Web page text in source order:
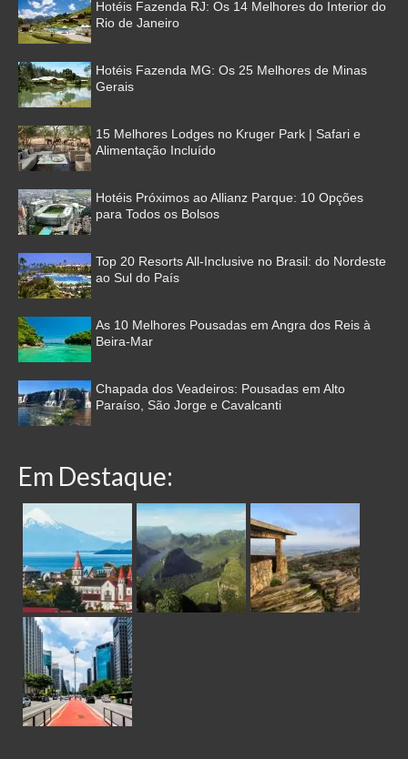
Hotéis Fazenda RJ: Os 14 Melhores do Interior do
Rio de Janeiro
Hotéis Fazenda MG: Os 25 Melhores de Minas
Gerais
15 Melhores Lodges no Kruger Park | Safari e
Alimentação Incluído
Hotéis Próximos ao Allianz Parque: 10 Opções
para Todos os Bolsos
Top 20 Resorts All-Inclusive no Brasil: do Nordeste
ao Sul do País
As 10 Melhores Pousadas em Angra dos Reis à
Beira-Mar
Chapada dos Veadeiros: Pousadas em Alto
Paraíso, São Jorge e Cavalcanti
Em Destaque: